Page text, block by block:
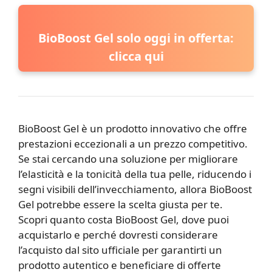
BioBoost Gel solo oggi in offerta:
clicca qui
BioBoost Gel è un prodotto innovativo che offre
prestazioni eccezionali a un prezzo competitivo.
Se stai cercando una soluzione per migliorare
l’elasticità e la tonicità della tua pelle, riducendo i
segni visibili dell’invecchiamento, allora BioBoost
Gel potrebbe essere la scelta giusta per te.
Scopri quanto costa BioBoost Gel, dove puoi
acquistarlo e perché dovresti considerare
l’acquisto dal sito ufficiale per garantirti un
prodotto autentico e beneficiare di offerte